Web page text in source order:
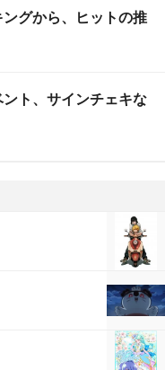
グから、ヒットの推
ト、サインチェキな